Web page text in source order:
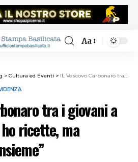
Aa
> Cultura ed Eventi > IL Vescovo Carbonaro tra i giovani a Potenza: “Non ho ricette, ma camminiamo insieme”
tra i giovani a
ricette, ma